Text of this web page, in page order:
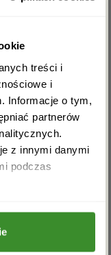
treści i
i
Informacje o tym,
partnerów
z innymi danymi
podczas
330g,
czarna 100g,
270g,
i
na